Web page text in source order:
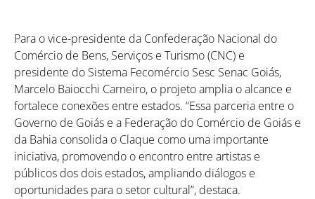
Para o vice-presidente da Confederação Nacional do
Comércio de Bens, Serviços e Turismo (CNC) e
presidente do Sistema Fecomércio Sesc Senac Goiás,
Marcelo Baiocchi Carneiro, o projeto amplia o alcance e
fortalece conexões entre estados. “Essa parceria entre o
Governo de Goiás e a Federação do Comércio de Goiás e
da Bahia consolida o Claque como uma importante
iniciativa, promovendo o encontro entre artistas e
públicos dos dois estados, ampliando diálogos e
oportunidades para o setor cultural”, destaca.